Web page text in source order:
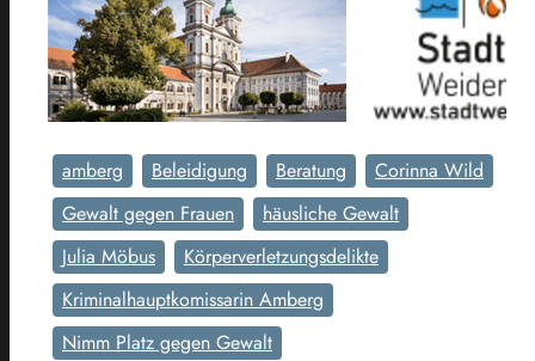
amberg Beleidigung Beratung
Corinna Wild
Gewalt gegen Frauen
häusliche Gewalt
Julia Möbus
Körperverletzungsdelikte
Kriminalhauptkomissarin Amberg
Nimm Platz gegen Gewalt